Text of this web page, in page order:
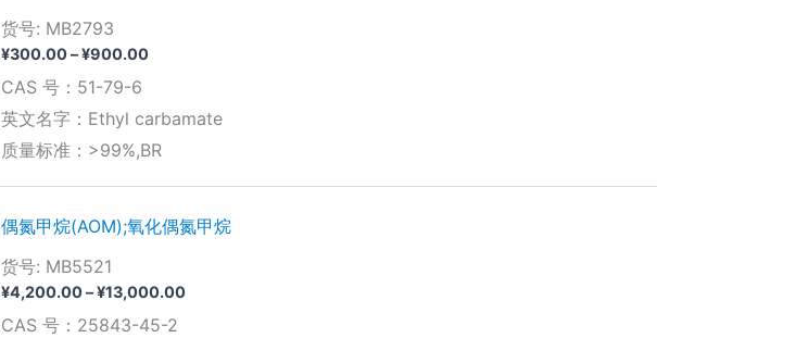
货号: MB2793
¥300.00–¥900.00价
围：
¥300.00
至
CAS 号：51-79-6
英文名字：Ethyl carbamate
质量标准：>99%,BR
偶氮甲烷(AOM);氧化偶氮甲烷
货号: MB5521
¥4,200.00–¥13,000.00价
CAS 号：25843-45-2